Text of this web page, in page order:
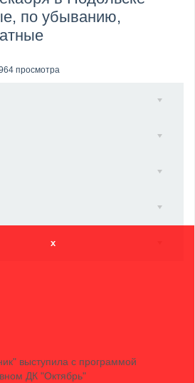
новый сингл и клип «Everybod...
по убыванию,
просмотра
x
выступила с программой
ДК "Октябрь"